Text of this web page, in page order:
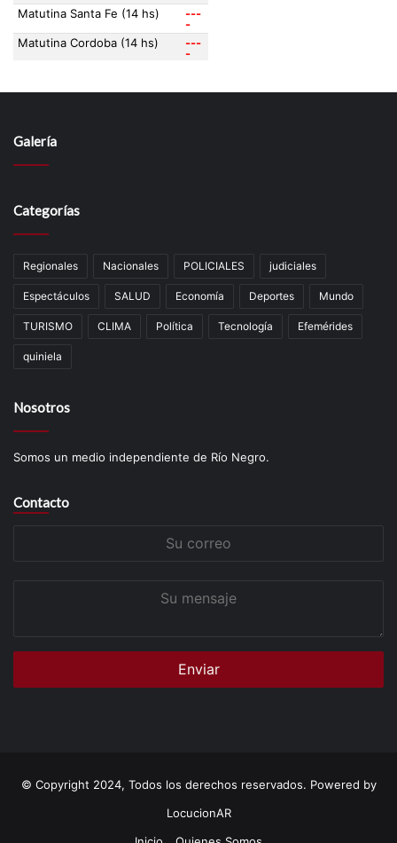
Galería
Categorías
Regionales Nacionales POLICIALES judiciales
Espectáculos SALUD Economía Deportes Mundo
TURISMO CLIMA Política Tecnología Efemérides
quiniela
Nosotros
Somos un medio independiente de Río Negro.
Contacto
© Copyright 2024, Todos los derechos reservados. Powered by
LocucionAR